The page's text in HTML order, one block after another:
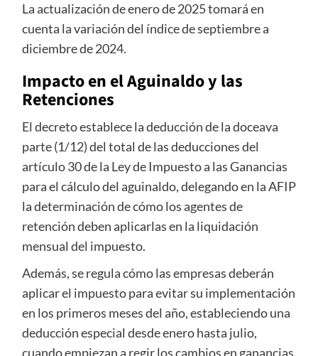
La actualización de enero de 2025 tomará en
cuenta la variación del índice de septiembre a
diciembre de 2024.
Impacto en el Aguinaldo y las
Retenciones
El decreto establece la deducción de la doceava
parte (1/12) del total de las deducciones del
artículo 30 de la Ley de Impuesto a las Ganancias
para el cálculo del aguinaldo, delegando en la AFIP
la determinación de cómo los agentes de
retención deben aplicarlas en la liquidación
mensual del impuesto.
Además, se regula cómo las empresas deberán
aplicar el impuesto para evitar su implementación
en los primeros meses del año, estableciendo una
deducción especial desde enero hasta julio,
cuando empiezan a regir los cambios en ganancias.